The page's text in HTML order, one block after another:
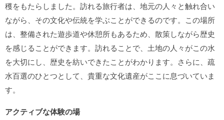
穫をもたらしました。訪れる旅行者は、地元の人々と触れ合い
ながら、その文化や伝統を学ぶことができるのです。この場所
は、整備された遊歩道や休憩所もあるため、散策しながら歴史
を感じることができます。 訪れることで、土地の人々がこの水
を大切にし、歴史を紡いできたことがわかります。さらに、疏
水百選のひとつとして、貴重な文化遺産がここに息づいていま
す。
アクティブな体験の場